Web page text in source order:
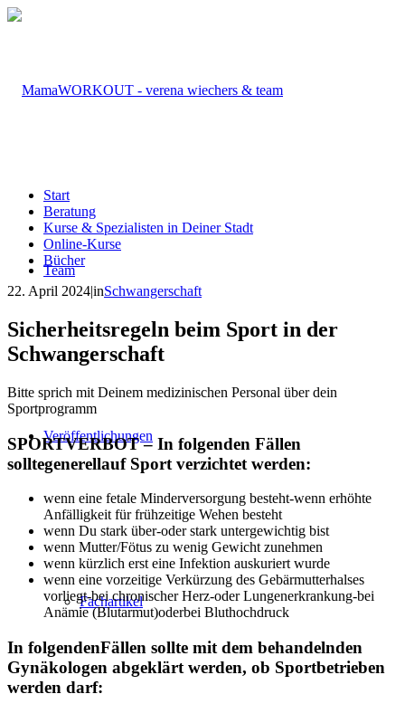
Team
Veröffentlichungen
Fachartikel
Start
Beratung
Kurse & Spezialisten in Deiner Stadt
Online-Kurse
Bücher
22. April 2024|inSchwangerschaft
Sicherheitsregeln beim Sport in der
Schwangerschaft
Bitte sprich mit Deinem medizinischen Personal über dein
Sportprogramm
SPORTVERBOT – In folgenden Fällen
solltegenerellauf Sport verzichtet werden:
wenn eine fetale Minderversorgung besteht-wenn erhöhte
Anfälligkeit für frühzeitige Wehen besteht
wenn Du stark über-oder stark untergewichtig bist
wenn Mutter/Fötus zu wenig Gewicht zunehmen
wenn kürzlich erst eine Infektion auskuriert wurde
wenn eine vorzeitige Verkürzung des Gebärmutterhalses
vorliegt-bei chronischer Herz-oder Lungenerkrankung-bei
Anämie (Blutarmut)oderbei Bluthochdruck
In folgendenFällen sollte mit dem behandelnden
Gynäkologen abgeklärt werden, ob Sportbetrieben
werden darf: